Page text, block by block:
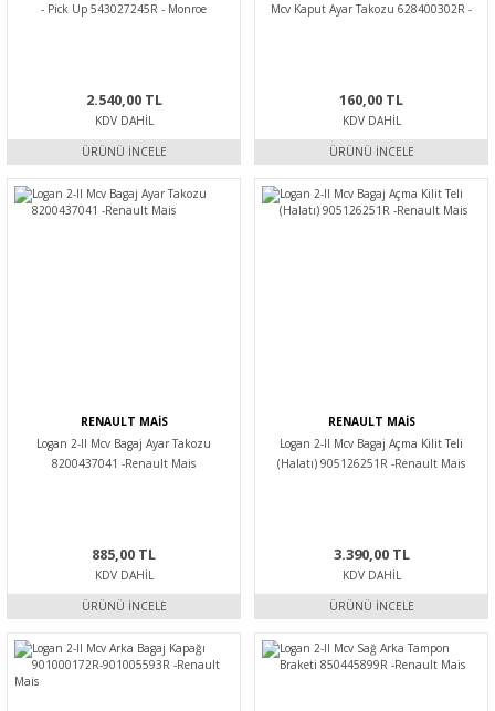
- Pick Up 543027245R - Monroe
2.540,00 TL
KDV DAHIL
ÜRÜNÜ İNCELE
Mcv Kaput Ayar Takozu 628400302R -
160,00 TL
KDV DAHIL
ÜRÜNÜ İNCELE
RENAULT MAİS
Logan 2-II Mcv Bagaj Ayar Takozu
8200437041 -Renault Mais
885,00 TL
KDV DAHIL
ÜRÜNÜ İNCELE
RENAULT MAİS
Logan 2-II Mcv Bagaj Açma Kilit Teli
(Halatı) 905126251R -Renault Mais
3.390,00 TL
KDV DAHIL
ÜRÜNÜ İNCELE